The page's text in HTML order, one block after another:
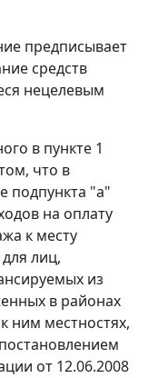
предписывает
средств
нецелевым
в пункте 1
что в
подпункта "а"
на оплату
к месту
лиц,
из
в районах
ним местностях,
постановлением
от 12.06.2008